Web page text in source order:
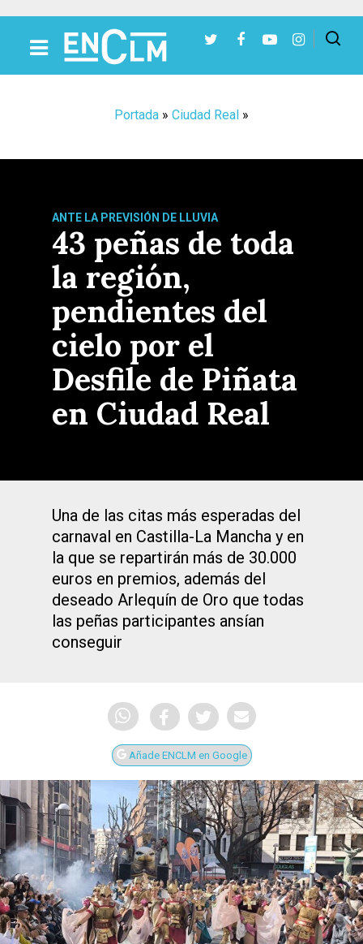
Portada » Ciudad Real »
ANTE LA PREVISIÓN DE LLUVIA
43 peñas de toda
la región,
pendientes del
cielo por el
Desfile de Piñata
en Ciudad Real
Una de las citas más esperadas del
carnaval en Castilla-La Mancha y en
la que se repartirán más de 30.000
euros en premios, además del
deseado Arlequín de Oro que todas
las peñas participantes ansían
conseguir
Añade ENCLM en Google